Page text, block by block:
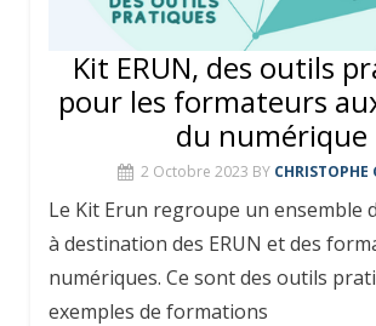
Kit ERUN, des outils
pour les formateurs
du numérique
2 Octobre 2023 BY CHRISTOPHE
Le Kit Erun regroupe un ensemble
à destination des ERUN et des
numériques. Ce sont des outils
exemples de formations